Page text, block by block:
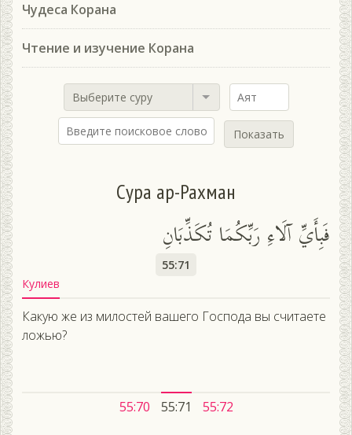
Чудеса Корана
Чтение и изучение Корана
Выберите суру
Показать
Сура ар-Рахман
فَبِأَيِّ آلَاءِ رَبِّكُمَا تُكَذِّبَانِ
55:71
Кулиев
Какую же из милостей вашего Господа вы считаете
ложью?
55:70 55:71 55:72